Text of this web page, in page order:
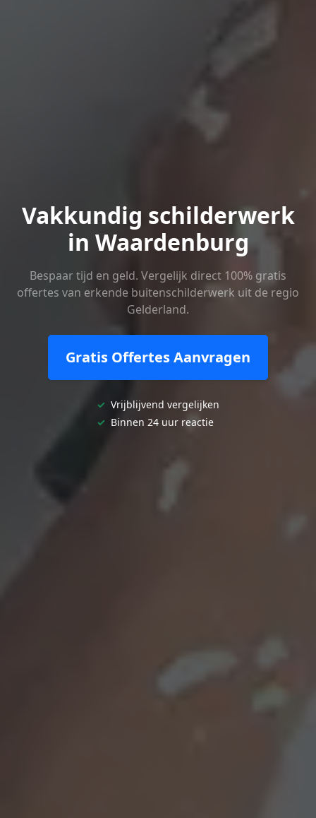
Vakkundig schilderwerk
in Waardenburg
Bespaar tijd en geld. Vergelijk direct 100% gratis
offertes van erkende buitenschilderwerk uit de regio
Gelderland.
Gratis Offertes Aanvragen
✓ Vrijblijvend vergelijken
✓ Binnen 24 uur reactie